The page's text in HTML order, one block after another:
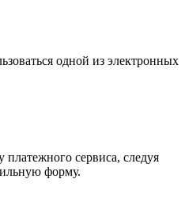
одной из электронных
платежного сервиса, следуя
форму.